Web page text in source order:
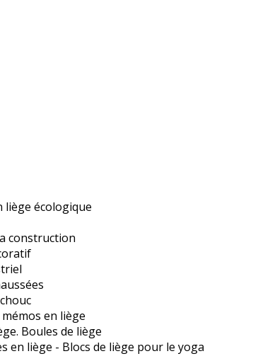
écologique
construction
en liège
Boules de liège
en liège - Blocs de liège pour le yoga